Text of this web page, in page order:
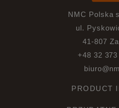
NMC Polska
ul.
41-807
+48 32
PRODUCT